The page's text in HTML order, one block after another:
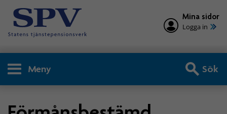
Mina sidor
Logga in
Meny Sök